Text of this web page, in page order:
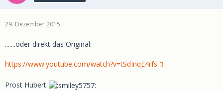
29. Dezember 2015
.......oder direkt das Original:
https://www.youtube.com/watch?v=tSdInqE4rfs
Prost Hubert